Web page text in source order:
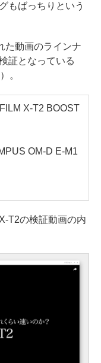
もばっちりという
た動画のラインナ
証となっている
。
X-T2 BOOST
OM-D E-M1
T2の検証動画の内